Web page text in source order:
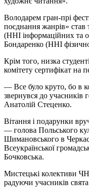
Володарем гран-прі
поєднання жанрів»
(ННІ інформаційних та
Бондаренко (ННІ
Крім того, низка
комітету сертифікат на
— Все було круто, бо в
звернувся до учасників
Анатолій Стеценко.
Вітання і подарунки
— голова Польського
Шимановського в
Всеукраїнської
Бочковська.
Мистецькі колективи
радуючи учасників